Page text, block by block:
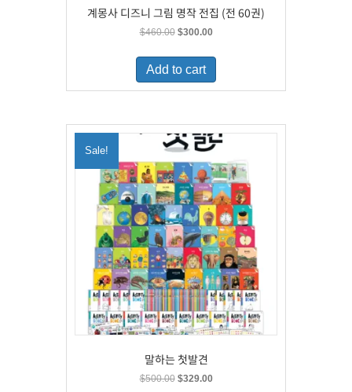
계몽사 디즈니 그림 명작 전집 (전 60권)
$460.00 Original
was:
$460.00.
$300.00Current
is:
Add to cart
Sale!
말하는 첫발견
$500.00 Original
$329.00Current